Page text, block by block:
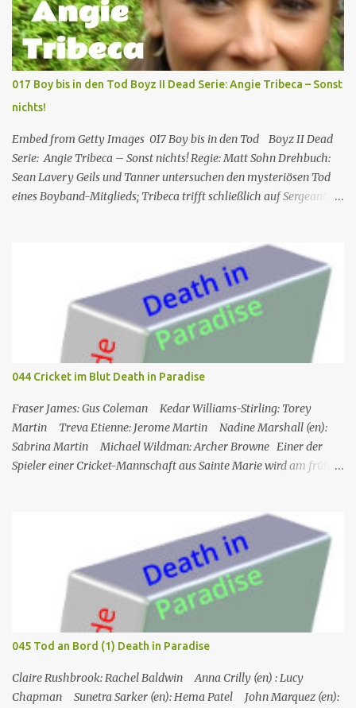
dem Zeitpunkt, als Charlie in sein Zimmer ging, und dem
Zeitpunkt, als seine Leiche gefunden wurde, niemand nach oben
gegangen ist. Humphrey nimmt Martha mit auf eine Privatinsel,
wo es ein Hotel namens Hotel Cecile gibt, das den Taylor-Brüdern
(Elliot und Charlie) gehört. Während Humphrey und Martha
gemeinsam im Speisesa...
017 Boy bis in den Tod Boyz II Dead Serie: Angie Tribeca – Sonst
nichts!
Embed from Getty Images 017 Boy bis in den Tod Boyz II Dead
Serie: Angie Tribeca – Sonst nichts! Regie: Matt Sohn Drehbuch:
Sean Lavery Geils und Tanner untersuchen den mysteriösen Tod
eines Boyband-Mitglieds; Tribeca trifft schließlich auf Sergeant
Rubinek, Chris Kirkpatrick, Aaron Carter, Colton Dunn und Joe
Jonas Die Serie Angie Tribeca – Sonst nichts! , welche eine
Persiflage auf verschiedene Polizei- und Krimiserien ist, wurde
erdacht vom Komiker Steve Carell und dessen Ehefrau Nancy
Walls Carell . Gastdarsteller in Staffel 2 : Busy Philipps ,Rhys
Darby , Heather Graham, Saul Rubinek und James Franco
Hauptbesetzung Rollenname Schauspieler Hauptrolle
1.01– Angela Wiederhut Jay Geils Hayes M...
044 Cricket im Blut Death in Paradise
Fraser James: Gus Coleman Kedar Williams-Stirling: Torey
Martin Treva Etienne: Jerome Martin Nadine Marshall (en):
Sabrina Martin Michael Wildman: Archer Browne Einer der
Spieler einer Cricket-Mannschaft aus Sainte Marie wird am frühen
seinen Sohn in ein Krankenhaus in den USA schicken zu können,
und er hatte den Sieg mit einigen Teammitgliedern die ganze
Nacht lang gefeiert. In der Zwischenzeit muss Martha nach
England zurückkehren, was Humphrey sehr bedauert. Die
Mitglieder des Cricketclubs feiern den Sieg eines Spiels, ein
Mitglied des Clubs, Jerome, geht Bier holen und wird dann von
seinem Freund Gus tot vor dem Club aufgefunden. Humhrey und
seine Kollegen versuchen, den Fall zu lösen: Gus, Archer und auch
Sabrina und Torey (die Frau bzw. der Sohn des Op...
045 Tod an Bord (1) Death in Paradise
Claire Rushbrook: Rachel Baldwin Anna Crilly (en) : Lucy
Chapman Sunetra Sarker (en): Hema Patel John Marquez (en):